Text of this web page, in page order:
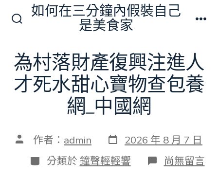
切
換
開
關
如何在三分鐘內假裝自己
是美食家
為村落財產復興注進人
才死水甜心寶物查包養
網_中國網
文 作者： admin 發
表
日
期
2026 年 8 月 7 日
分
類
分類於 鐘聲輕輕響 在
〈為
尚無留言